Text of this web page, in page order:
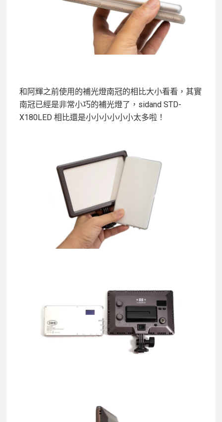
和阿輝之前使用的補光燈南冠的相比大小看看，其實
南冠已經是非常小巧的補光燈了，sidand STD-
X180LED 相比還是小小小小小小太多啦！